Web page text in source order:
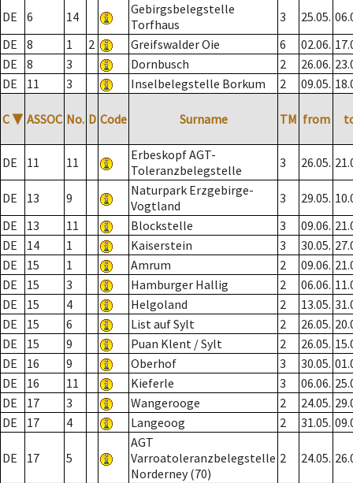
DE
6 14
Gebirgsbelegstelle
Torfhaus
3 25.05.
DE
8 1 2 Greifswalder Oie 6 02.06.
DE
8 3 Dornbusch 2 26.06.
DE
11 3 Inselbelegstelle Borkum 2 09.05.
C ▼ ASSOC No. D Code Surname TM from
DE 11 11
Erbeskopf AGT-
Toleranzbelegstelle
3 26.05.
DE 13 9
Naturpark Erzgebirge-
Vogtland
3 29.05.
DE
13 11 Blockstelle 3 09.06.
DE
14 1 Kaiserstein 3 30.05.
DE
15 1 Amrum 2 09.06.
DE
15 3 Hamburger Hallig 2 06.06.
DE
15 4 Helgoland 2 13.05.
DE
15 6 List auf Sylt 2 26.05.
DE
15 9 Puan Klent / Sylt 2 26.05.
DE
16 9 Oberhof 3 30.05.
DE
16 11 Kieferle 3 06.06.
DE
17 3 Wangerooge 2 24.05.
DE
17 4 Langeoog 2 31.05.
DE 17 5
AGT
Varroatoleranzbelegstelle
Norderney (70)
2 24.05.